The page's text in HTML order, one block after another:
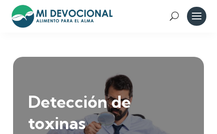
Detección de
toxinas